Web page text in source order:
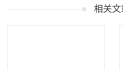
相关文